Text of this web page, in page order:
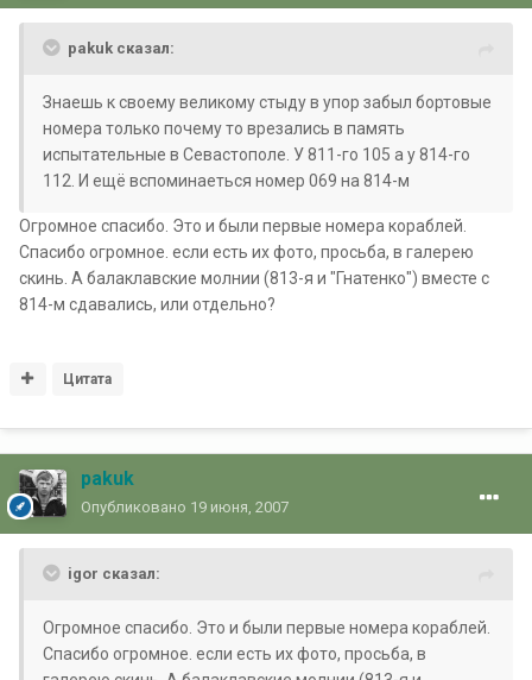
pakuk сказал:
Знаешь к своему великому стыду в упор забыл бортовые
номера только почему то врезались в память
испытательные в Севастополе. У 811-го 105 а у 814-го
112. И ещё вспоминаеться номер 069 на 814-м
Огромное спасибо. Это и были первые номера кораблей.
Спасибо огромное. если есть их фото, просьба, в галерею
скинь. А балаклавские молнии (813-я и "Гнатенко") вместе с
814-м сдавались, или отдельно?
Цитата
pakuk
Опубликовано 19 июня, 2007
igor сказал:
Огромное спасибо. Это и были первые номера кораблей.
Спасибо огромное. если есть их фото, просьба, в